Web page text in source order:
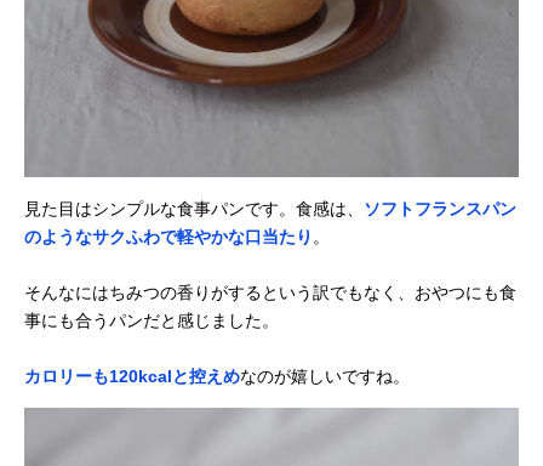
見た目はシンプルな食事パンです。食感は、 ソフトフランスパン
のようなサクふわで軽やかな口当たり 。
そんなにはちみつの香りがするという訳でもなく、おやつにも食
事にも合うパンだと感じました。
カロリーも120kcalと控えめなのが嬉しいですね。